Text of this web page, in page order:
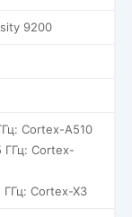
9200
Cortex-A510
ГГц: Cortex-
Cortex-X3